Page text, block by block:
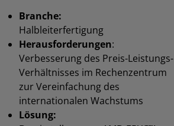
Branche:
Halbleiterfertigung
Herausforderungen:
Verbesserung des Preis-Leistungs-
Verhältnisses im Rechenzentrum
zur Vereinfachung des
internationalen Wachstums
Lösung: